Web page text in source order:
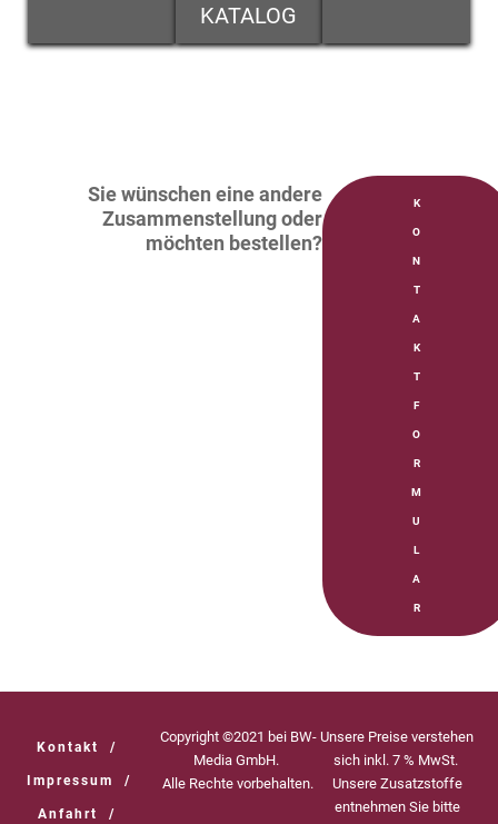
KATALOG
Sie wünschen eine andere
Zusammenstellung oder
möchten bestellen?
K
O
N
T
A
K
T
F
O
R
M
U
L
A
R
Kontakt /
Impressum /
Anfahrt /
Copyright ©2021 bei BW-
Media GmbH.
Alle Rechte vorbehalten.
Unsere Preise verstehen
sich inkl. 7 % MwSt.
Unsere Zusatzstoffe
entnehmen Sie bitte